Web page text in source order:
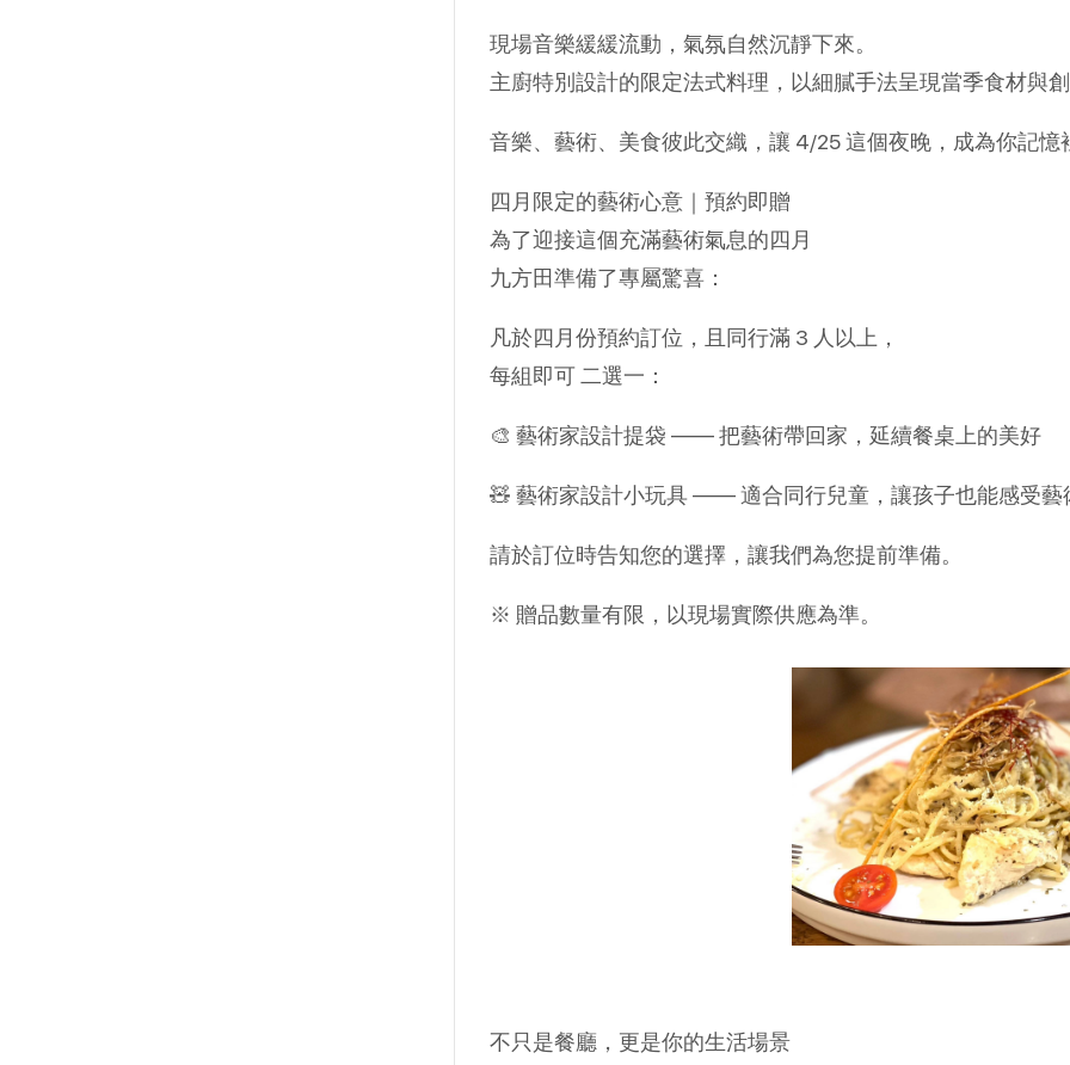
現場音樂緩緩流動，氣氛自然沉靜下來。
主廚特別設計的限定法式料理，以細膩手法呈現當季食材與
音樂、藝術、美食彼此交織，讓 4/25 這個夜晚，成為你記憶
四月限定的藝術心意｜預約即贈
為了迎接這個充滿藝術氣息的四月
九方田準備了專屬驚喜：
凡於四月份預約訂位，且同行滿 3 人以上，
每組即可 二選一：
🎨 藝術家設計提袋 —— 把藝術帶回家，延續餐桌上的美好
🧸 藝術家設計小玩具 —— 適合同行兒童，讓孩子也能感受藝
請於訂位時告知您的選擇，讓我們為您提前準備。
※ 贈品數量有限，以現場實際供應為準。
不只是餐廳，更是你的生活場景